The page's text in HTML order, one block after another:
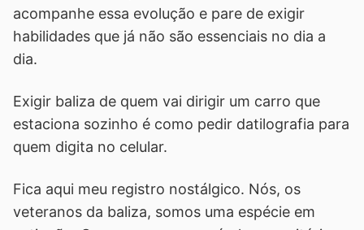
acompanhe essa evolução e pare de exigir
habilidades que já não são essenciais no dia a
dia.
Exigir baliza de quem vai dirigir um carro que
estaciona sozinho é como pedir datilografia para
quem digita no celular.
Fica aqui meu registro nostálgico. Nós, os
veteranos da baliza, somos uma espécie em